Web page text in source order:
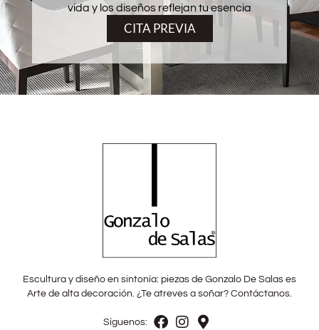
vida y los diseños reflejan tu esencia
CITA PREVIA
Escultura y diseño en sintonía: piezas de Gonzalo De Salas es
Arte de alta decoración. ¿Te atreves a soñar? Contáctanos.
Síguenos: